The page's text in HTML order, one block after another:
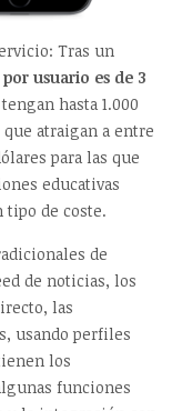
Tras un
usuario es de 3
hasta 1.000
atraigan a entre
para las que
educativas
de coste.
de
de noticias, los
las
usando perfiles
los
funciones